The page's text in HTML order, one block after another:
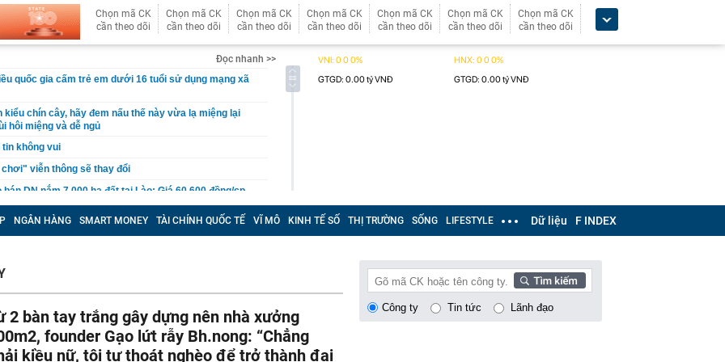
Chọn mã CK
cần theo dõi
Chọn mã CK
cần theo dõi
Chọn mã CK
cần theo dõi
Chọn mã CK
cần theo dõi
Chọn mã CK
cần theo dõi
Chọn mã CK
cần theo dõi
Chọn mã CK
cần theo dõi
Đọc nhanh >>
quốc gia cấm trẻ em dưới 16 tuổi sử dụng mạng xã
kiểu chín cây, hãy đem nấu thế này vừa lạ miệng lại
hôi miệng và dễ ngủ
tin không vui
viễn thông sẽ thay đổi
DN nắm 7.000 ha đất tại Lào: Giá 60.600 đồng/cp,
tỷ đồng, gấp rưỡi công ty của ông Trần Bá Dương
sang mua Kia Sportage HEV, chủ xe chia sẻ: ‘Nội thất
300-500km/ngày vẫn thoải mái, đi phố như xe điện’
– nhà trường – doanh nghiệp
ty chứng khoán vừa từ nhiệm
cấp Nguyễn Thị Hoa SN 1965
cầu vượt sông Hồng, đường vành đai và loạt dự án
khắp Hà Nội đang có tiến độ ra sao?
NGÂN HÀNG SMART MONEY TÀI CHÍNH QUỐC TẾ VĨ MÔ KINH TẾ SỐ THỊ TRƯỜNG SỐNG LIFESTYLE Dữ liệu F INDEX
2 bàn tay trắng gây dựng nên nhà xưởng
founder Gạo lứt rẫy Bh.nong: “Chẳng
kiều nữ, tôi tự thoát nghèo để trở thành đại
Công ty Tin tức Lãnh đạo